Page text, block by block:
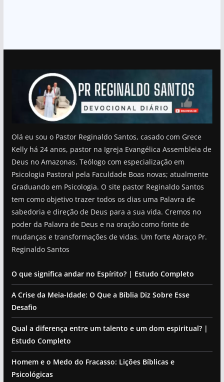
Olá eu sou o Pastor Reginaldo Santos, casado com Grece
Kelly há 24 anos, pastor na Igreja Evangélica Assembleia de
Deus no Amazonas. Teólogo com especialização em
Psicologia Pastoral pela Faculdade Boas novas; atualmente
Graduando em Psicologia. O site pastor Reginaldo Santos
tem como objetivo trazer todos os dias uma Palavra de
sabedoria e direção de Deus para a sua vida. Cremos no
poder da Palavra de Deus e na oração como fonte de
mudanças e transformações de vidas. Um forte Abraço Pr.
Reginaldo Santos
O que significa andar no Espírito? | Estudo Completo
A Crise da Meia-Idade: O Que a Bíblia Diz Sobre Esse
Desafio
Qual a diferença entre um talento e um dom espiritual? |
Estudo Completo
Homem e o Medo do Fracasso: Lições Bíblicas e
Psicológicas